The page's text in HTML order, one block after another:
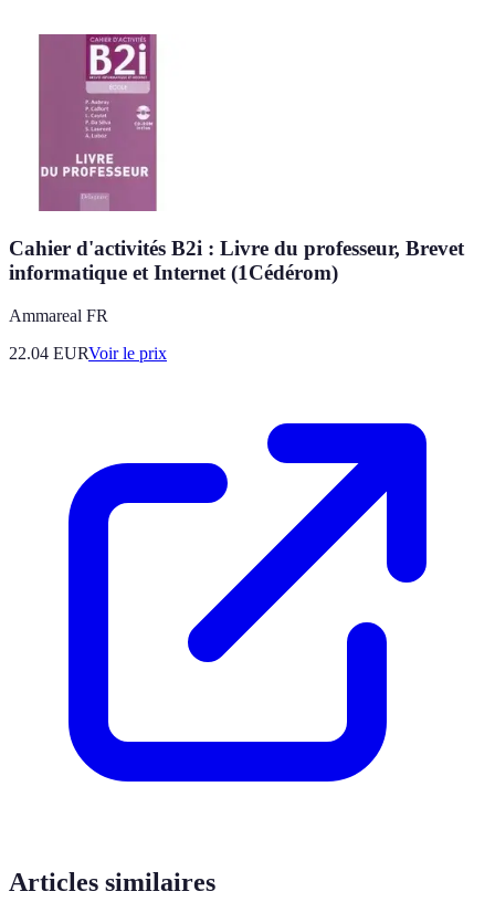
Cahier d'activités B2i : Livre du professeur, Brevet
informatique et Internet (1Cédérom)
Ammareal FR
22.04 EURVoir le prix
Articles similaires